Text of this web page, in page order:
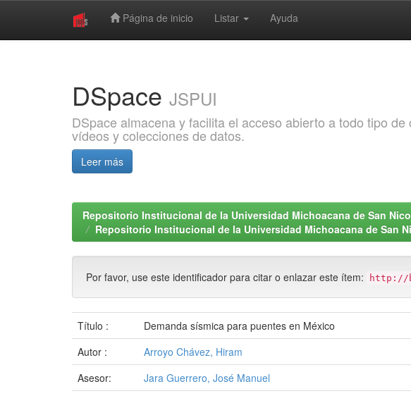
Página de inicio Listar Ayuda
DSpace JSPUI
DSpace almacena y facilita el acceso abierto a todo tipo
vídeos y colecciones de datos.
Leer más
Repositorio Institucional de la Universidad Michoacana de San
Repositorio Institucional de la Universidad Michoacana de San
Por favor, use este identificador para citar o enlazar este ítem: http://
Título :
Demanda sísmica para puentes en México
Autor :
Arroyo Chávez, Hiram
Asesor:
Jara Guerrero, José Manuel